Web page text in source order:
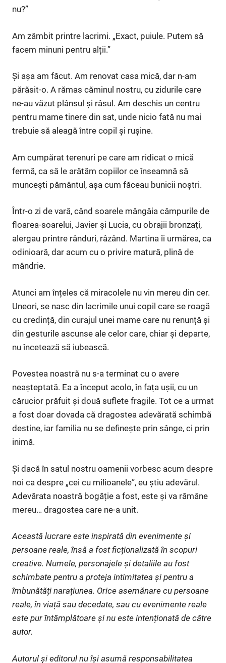
nu?”
Am zâmbit printre lacrimi. „Exact, puiule. Putem să
facem minuni pentru alții.”
Și așa am făcut. Am renovat casa mică, dar n-am
părăsit-o. A rămas căminul nostru, cu zidurile care
ne-au văzut plânsul și râsul. Am deschis un centru
pentru mame tinere din sat, unde nicio fată nu mai
trebuie să aleagă între copil și rușine.
Am cumpărat terenuri pe care am ridicat o mică
fermă, ca să le arătăm copiilor ce înseamnă să
muncești pământul, așa cum făceau bunicii noștri.
Într-o zi de vară, când soarele mângâia câmpurile de
floarea-soarelui, Javier și Lucia, cu obrajii bronzați,
alergau printre rânduri, râzând. Martina îi urmărea, ca
odinioară, dar acum cu o privire matură, plină de
mândrie.
Atunci am înțeles că miracolele nu vin mereu din cer.
Uneori, se nasc din lacrimile unui copil care se roagă
cu credință, din curajul unei mame care nu renunță și
din gesturile ascunse ale celor care, chiar și departe,
nu încetează să iubească.
Povestea noastră nu s-a terminat cu o avere
neașteptată. Ea a început acolo, în fața ușii, cu un
cărucior prăfuit și două suflete fragile. Tot ce a urmat
a fost doar dovada că dragostea adevărată schimbă
destine, iar familia nu se definește prin sânge, ci prin
inimă.
Și dacă în satul nostru oamenii vorbesc acum despre
noi ca despre „cei cu milioanele”, eu știu adevărul.
Adevărata noastră bogăție a fost, este și va rămâne
mereu… dragostea care ne-a unit.
Această lucrare este inspirată din evenimente și
persoane reale, însă a fost ficționalizată în scopuri
creative. Numele, personajele și detaliile au fost
schimbate pentru a proteja intimitatea și pentru a
îmbunătăți narațiunea. Orice asemănare cu persoane
reale, în viață sau decedate, sau cu evenimente reale
este pur întâmplătoare și nu este intenționată de către
autor.
Autorul și editorul nu își asumă responsabilitatea